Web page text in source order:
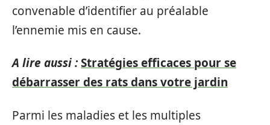
convenable d’identifier au préalable
l’ennemie mis en cause.
A lire aussi :Stratégies efficaces pour se
débarrasser des rats dans votre jardin
Parmi les maladies et les multiples